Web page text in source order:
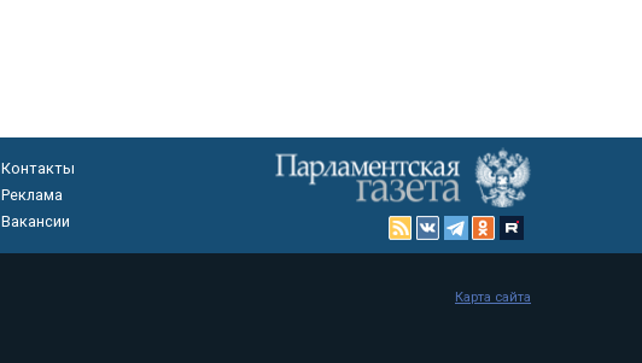
Контакты
Реклама
Вакансии
Карта сайта